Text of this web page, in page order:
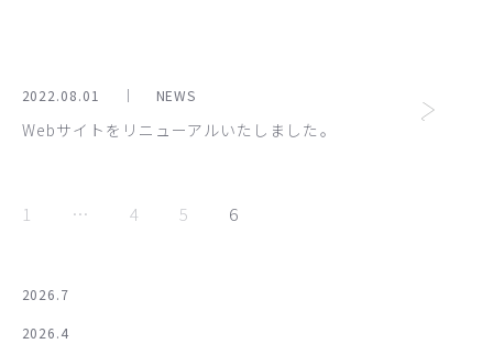
2022.08.01 NEWS
Webサイトをリニューアルいたしました。
1 … 4 5 6
2026.7
2026.4